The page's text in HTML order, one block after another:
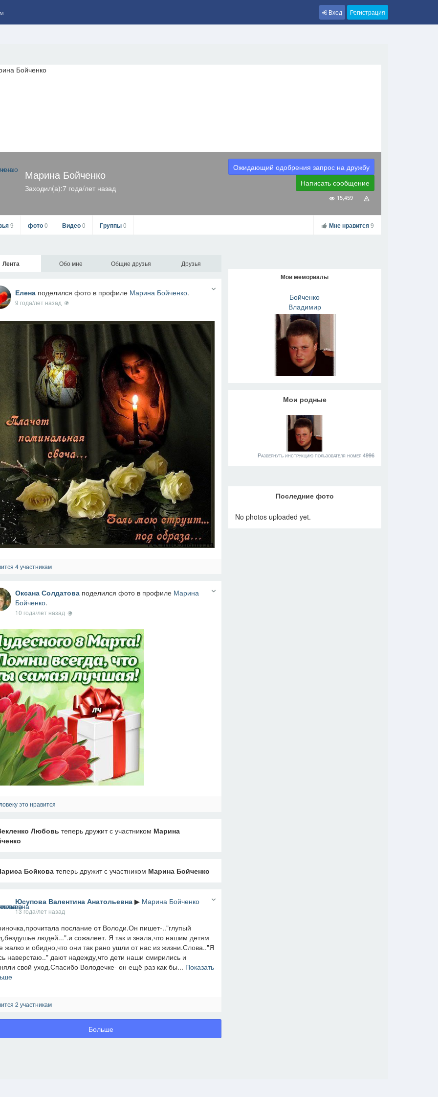
Вход Регистрация
Марина Бойченко
Заходил(а):7 года/лет назад
Ожидающий одобрения запрос на дружбу
Написать сообщение
15,459
9 фото0 Видео0 Группы0 Мне нравится9
Мои мемориалы
Бойченко
Владимир
Васильевич
Мои родные
Развернуть инструкцию пользователя номер 4996
Последние фото
No photos uploaded yet.
Лента Обо мне Общие друзья Друзья
Елена поделился фото в профиле Марина Бойченко.
9 года/лет назад
4 участникам
Оксана Солдатова поделился фото в профиле Марина
Бойченко.
10 года/лет назад
это нравится
Любовь теперь дружит с участником Марина
Бойковатеперь дружит с участником Марина Бойченко
Юсупова Валентина Анатольевна ▶ Марина Бойченко
13 года/лет назад
послание от Володи.Он пишет-.."глупый
людей...".и сожалеет. Я так и знала,что нашим детям
жалко и обидно,что они так рано ушли от нас из жизни.Слова.."Я
наверстаю.." дают надежду,что дети наши смирились и
свой уход.Спасибо Володечке- он ещё раз как бы... Показать
2 участникам
Больше